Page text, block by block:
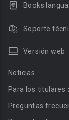
Books
Soporte
Versión web
Noticias
Para los titulares
Preguntas